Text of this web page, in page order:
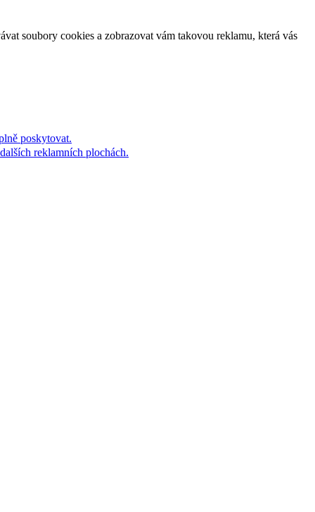
soubory cookies a zobrazovat vám takovou reklamu, která vás
poskytovat.
reklamních plochách.